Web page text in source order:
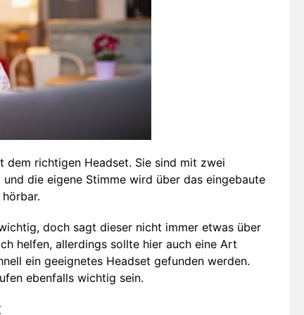
richtigen Headset. Sie sind mit zwei
die eigene Stimme wird über das eingebaute
doch sagt dieser nicht immer etwas über
helfen, allerdings sollte hier auch eine Art
ein geeignetes Headset gefunden werden.
ebenfalls wichtig sein.